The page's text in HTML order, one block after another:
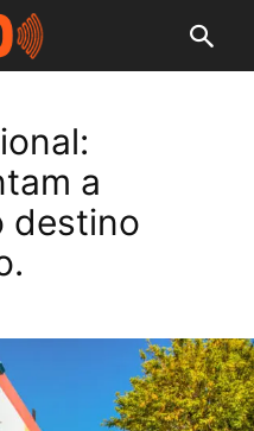
a
destino